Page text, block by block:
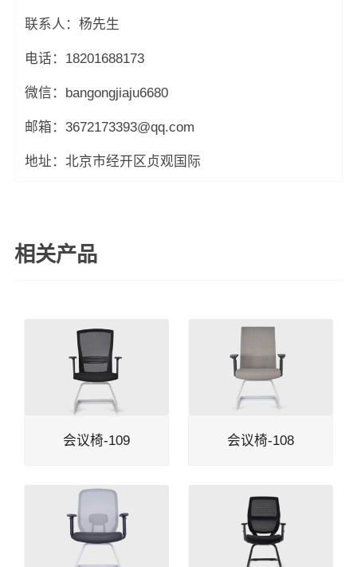
联系人：杨先生
电话：18201688173
微信：bangongjiaju6680
邮箱：3672173393@qq.com
地址：北京市经开区贞观国际
相关产品
会议椅-109 会议椅-108